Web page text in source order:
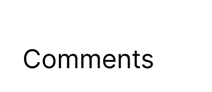
Comments